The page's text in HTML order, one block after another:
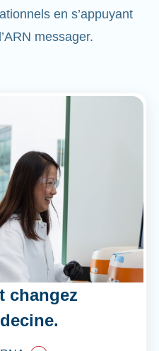
en s’appuyant
messager.
changez